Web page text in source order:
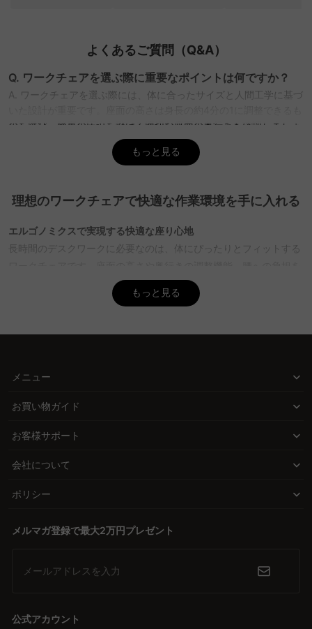
よくあるご質問（Q&A）
Q. ワークチェアを選ぶ際に重要なポイントは何ですか？
A. ワークチェアを選ぶ際には、体に合ったサイズと人間工学に基づ
のを選び、膝裏の圧迫を避ける適切な座面の奥行きも確認しましょ
う。ランバーサポートがあると腰への負担を軽減できます。
CAGUUUでは、豊富な品揃えの中から理想の一脚を見つけることが
Q. ワークチェアの素材選びで注意すべき点は何ですか？
です。メッシュ素材は通気性が高く、長時間のデスクワークで快適
です。ファブリックは柔らかい手触りで、オフィスに馴染みやすい
イルを提供しているため、好みに合った素材とデザインを選ぶこと
Q. ワークチェアの機能で注目すべきものは何ですか？
を傾けてリラックスでき、シンクロロッキング機能があると体への
こりの予防に役立ちます。CAGUUUのバーチャルショールームで実
か？
ることをお勧めします。5分程度座ってみて、違和感や圧力ポイン
ことができます。CAGUUUでは無料インテリア提案「MyCoordi」
もっと見る
理想のワークチェアで快適な作業環境を手に入れる
エルゴノミクスで実現する快適な座り心地
長時間のデスクワークに必要なのは、体にぴったりとフィットする
軽減するランバーサポートなど、人間工学に基づいた設計が、快適
な座り心地を提供します。
るPUレザーなど、多彩な選択肢から理想のスタイルを見つけるこ
とができます。どの素材も、耐久性とおしゃれなデザインを兼ね備
CAGUUUは、無垢材などの高品質素材を使用し、優れた耐久性を誇
ビス「MyCoordi」で、安心して購入と利用ができるサポートを提
手の届く価格で高品質なワークチェアを提供するCAGUUUのECモ
作業環境を手に入れてみてください。
もっと見る
メニュー
お買い物ガイド
お客様サポート
会社について
ポリシー
メルマガ登録で最大2万円プレゼント
メールアドレスを入力
公式アカウント